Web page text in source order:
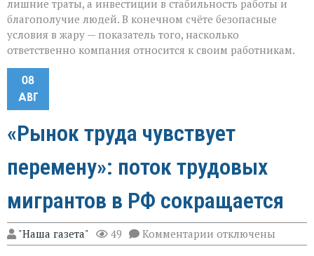
лишние траты, а инвестиции в стабильность работы и
благополучие людей. В конечном счёте безопасные
условия в жару — показатель того, насколько
ответственно компания относится к своим работникам.
08
АВГ
«Рынок труда чувствует
перемену»: поток трудовых
мигрантов в РФ сокращается
"Наша газета" 49 Комментарии к
записи
отключены